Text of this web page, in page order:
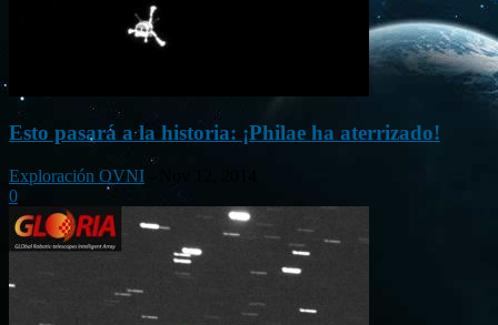
Esto pasará a la historia: ¡Philae ha aterrizado!
Exploración OVNI
0